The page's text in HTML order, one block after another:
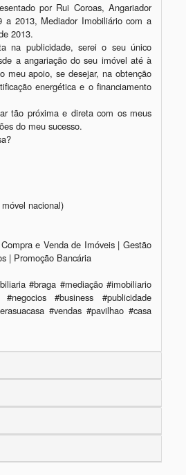
por Rui Coroas, Angariador
a 2013, Mediador Imobiliário com a
2013.
na publicidade, serei o seu único
a angariação do seu imóvel até à
meu apoio, se desejar, na obtenção
energética e o financiamento
tão próxima e direta com os meus
do meu sucesso.
nacional)
e Venda de Imóveis | Gestão
| Promoção Bancária﻿
#braga #mediação #imobiliario
#business #publicidade
#vendas #pavilhao #casa